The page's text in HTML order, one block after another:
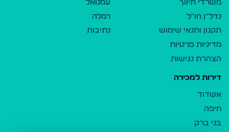
משרדי תיווך
נדל"ן חו"ל
תקנון ותנאי שימוש
מדיניות פרטיות
הצהרת נגישות
עמנואל
רמלה
נתיבות
דירות למכירה
אשדוד
חיפה
בני ברק